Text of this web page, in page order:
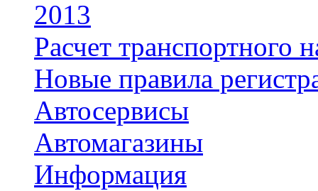
2013
Расчет транспортного
Новые правила
Автосервисы
Автомагазины
Информация